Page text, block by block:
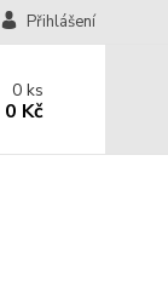
Přihlášení
0ks
0 Kč